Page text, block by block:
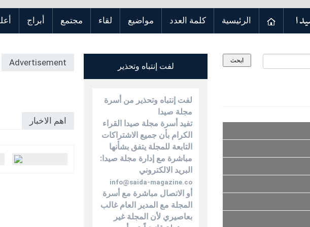
الرئيسية كلمة العدد مواضيع لقاء مجتمع أبراج
Advertisement
اهم الاخبار
لفت إنتباه وتحذير
لفت إنتباه وتحذير من أسرة
مجلة صيدا
تفيد أسرة مجلة صيدا القراء
الكرام بأن جميع الاشتراكات
التابعة للمجلة يتفق بشأنها
مباشرة مع إدارة مجلة صيدا:
البريد الالكتروني
info@saida-magazine.co
أو الاتصال مباشرة مع أسرة
المجلة مع المدير العام غالب
بعاصيري لأن المجلة غير